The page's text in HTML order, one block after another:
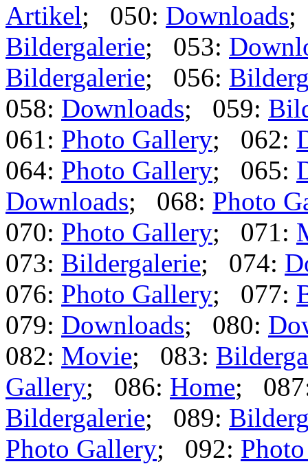
Artikel; 050: Downloads;
Bildergalerie; 053:
Bildergalerie; 056:
058: Downloads; 059:
061: Photo Gallery; 062:
064: Photo Gallery; 065:
Downloads; 068: Photo
070: Photo Gallery; 071:
073: Bildergalerie; 074:
076: Photo Gallery; 077:
079: Downloads; 080:
082: Movie; 083:
Gallery; 086: Home;
Bildergalerie; 089:
Photo Gallery; 092: